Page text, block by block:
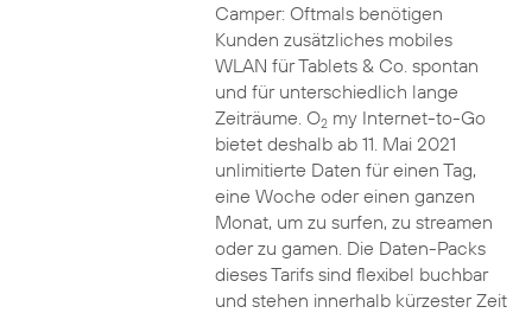
Camper: Oftmals benötigen
Kunden zusätzliches mobiles
WLAN für Tablets & Co. spontan
und für unterschiedlich lange
Zeiträume. O2my Internet-to-Go
bietet deshalb ab 11. Mai 2021
unlimitierte Daten für einen Tag,
eine Woche oder einen ganzen
Monat, um zu surfen, zu streamen
oder zu gamen. Die Daten-Packs
dieses Tarifs sind flexibel buchbar
und stehen innerhalb kürzester Zeit